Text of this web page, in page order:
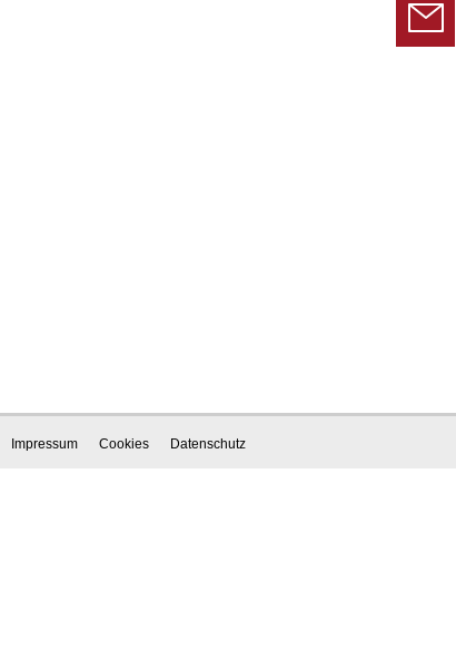
Impressum Cookies Datenschutz